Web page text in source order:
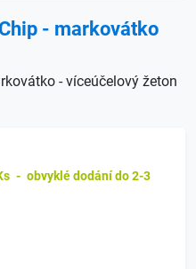
- markovátko
- víceúčelový žeton
- obvyklé dodání do 2-3